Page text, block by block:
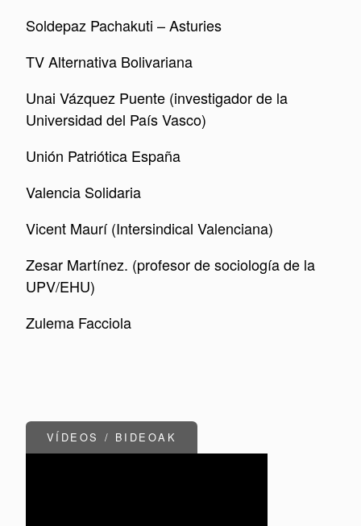
Soldepaz Pachakuti – Asturies
TV Alternativa Bolivariana
Unai Vázquez Puente (investigador de la
Universidad del País Vasco)
Unión Patriótica España
Valencia Solidaria
Vicent Maurí (Intersindical Valenciana)
Zesar Martínez. (profesor de sociología de la
UPV/EHU)
Zulema Facciola
VÍDEOS / BIDEOAK